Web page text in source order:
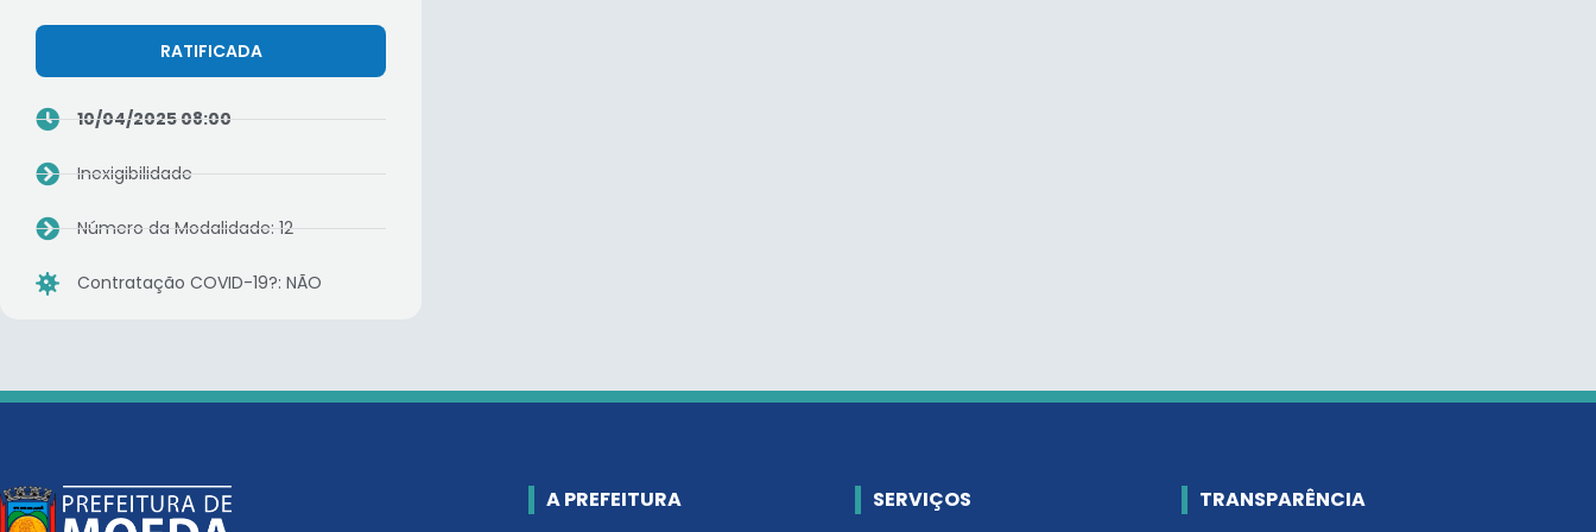
RATIFICADA
10/04/2025 08:00
Inexigibilidade
Número da Modalidade: 12
Contratação COVID-19?: NÃO
A PREFEITURA SERVIÇOS TRANSPARÊNCIA